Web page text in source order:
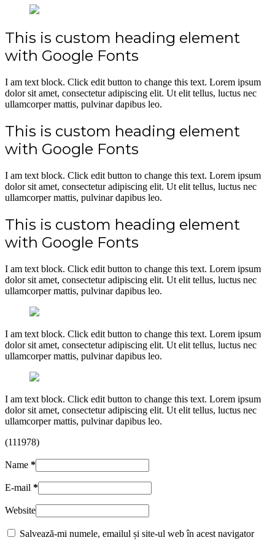
This is custom heading element
with Google Fonts
I am text block. Click edit button to change this text. Lorem ipsum
dolor sit amet, consectetur adipiscing elit. Ut elit tellus, luctus nec
ullamcorper mattis, pulvinar dapibus leo.
This is custom heading element
with Google Fonts
I am text block. Click edit button to change this text. Lorem ipsum
dolor sit amet, consectetur adipiscing elit. Ut elit tellus, luctus nec
ullamcorper mattis, pulvinar dapibus leo.
This is custom heading element
with Google Fonts
I am text block. Click edit button to change this text. Lorem ipsum
dolor sit amet, consectetur adipiscing elit. Ut elit tellus, luctus nec
ullamcorper mattis, pulvinar dapibus leo.
I am text block. Click edit button to change this text. Lorem ipsum
dolor sit amet, consectetur adipiscing elit. Ut elit tellus, luctus nec
ullamcorper mattis, pulvinar dapibus leo.
I am text block. Click edit button to change this text. Lorem ipsum
dolor sit amet, consectetur adipiscing elit. Ut elit tellus, luctus nec
ullamcorper mattis, pulvinar dapibus leo.
(111978)
Name *
E-mail *
Website
Salvează-mi numele, emailul și site-ul web în acest navigator